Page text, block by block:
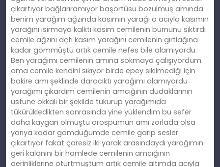
çıkartıyor bağlarıramıyor başörtüsü bozulmuş amında
benim yarağım ağzında kasımın yarağı o acıyla kasımın
yarağını ısırmaya kalktı kasım cemilenin burnunu sıktırdı
cemile ağzını açtı kasım yarağını cemilenin gırtlağına
kadar gömmüştü artık cemile nefes bile alamıyordu.
Ben yarağımı cemilenin amına sokmaya çalışıyordum
ama cemile kendini sıkıyor birde epey sikilmediği için
bakire amı şeklinde daracıktı yarağımı alamıyordu
yarağımı çıkardım cemilenin amcığının dudaklarının
üstüne okkalı bir şekilde tükürüp yarağımıda
tükürükledikten sonrasında yine yüklendim bu sefer
daha kaygan olmuştu orospumun amı zorlada olsa
yarıya kadar gömdüğümde cemile garip sesler
çıkartıyor fakat çaresiz iki yarak arasındaydı yarağımın
geri kalanını bir hamlede cemilenin amcığının
derinliklerine oturtmuştum artık cemile altımda acıyla